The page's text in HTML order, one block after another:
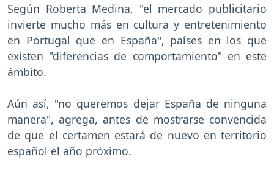
Según Roberta Medina, "el mercado publicitario
invierte mucho más en cultura y entretenimiento
en Portugal que en España", países en los que
existen "diferencias de comportamiento" en este
ámbito.
Aún así, "no queremos dejar España de ninguna
manera", agrega, antes de mostrarse convencida
de que el certamen estará de nuevo en territorio
español el año próximo.